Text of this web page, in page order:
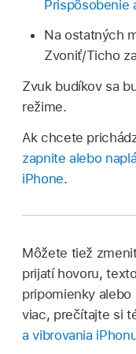
Prispôsobenie
Na ostatných
Zvoniť/Ticho
Zvuk budíkov sa
režime.
Ak chcete
zapnite alebo
iPhone.
Môžete tiež
prijatí hovoru,
pripomienky
viac, prečítajte si
a vibrovania